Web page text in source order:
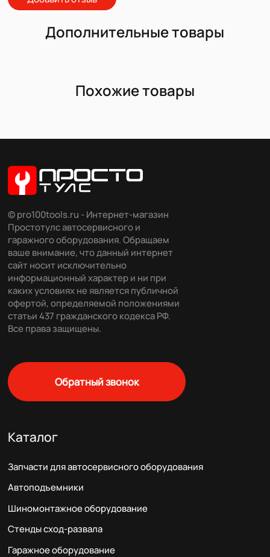
Дополнительные товары
Похожие товары
© pro100tools.ru - Интернет-магазин
Простотулс автосервисного и
гаражного оборудования. Обращаем
ваше внимание, что данный интернет
сайт носит исключительно
информационный характер и ни при
каких условиях не является публичной
офертой, определяемой положениями
статьи 437 гражданского кодекса РФ.
Все права защищены.
Обратный звонок
Каталог
Запчасти для автосервисного оборудования
Автоподъемники
Шиномонтажное оборудование
Стенды сход-развала
Гаражное оборудование